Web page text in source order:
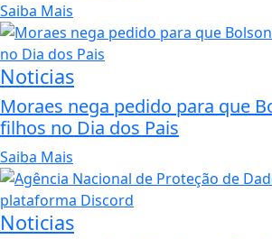
Saiba Mais
Noticias
Moraes nega pedido para que
filhos no Dia dos Pais
Saiba Mais
Noticias